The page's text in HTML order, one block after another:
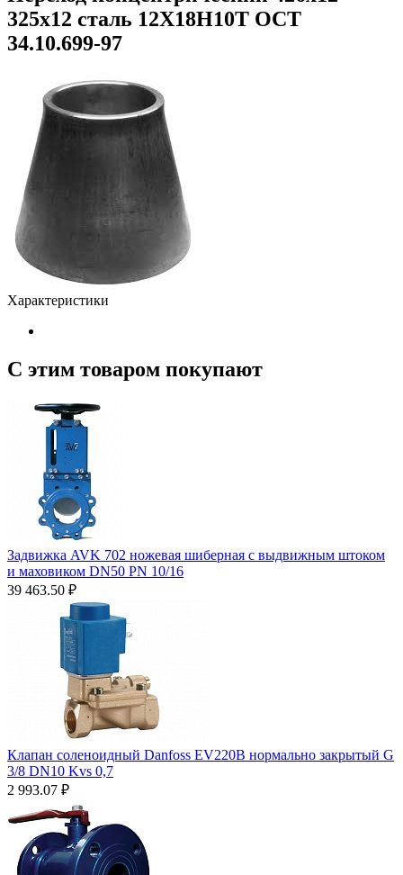
325х12 сталь 12Х18Н10Т ОСТ
34.10.699-97
Характеристики
С этим товаром покупают
Задвижка AVK 702 ножевая шиберная с выдвижным штоком
и маховиком DN50 PN 10/16
39 463.50 ₽
Клапан соленоидный Danfoss EV220B нормально закрытый G
3/8 DN10 Kvs 0,7
2 993.07 ₽